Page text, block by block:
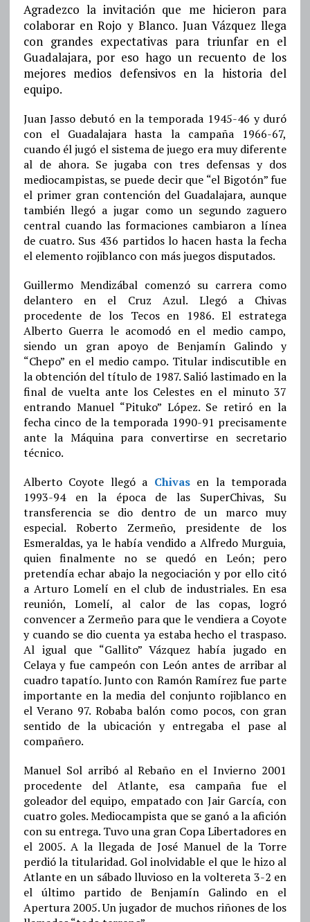
Agradezco la invitación que me hicieron para
colaborar en Rojo y Blanco. Juan Vázquez llega
con grandes expectativas para triunfar en el
Guadalajara, por eso hago un recuento de los
mejores medios defensivos en la historia del
equipo.
Juan Jasso debutó en la temporada 1945-46 y duró
con el Guadalajara hasta la campaña 1966-67,
cuando él jugó el sistema de juego era muy diferente
al de ahora. Se jugaba con tres defensas y dos
mediocampistas, se puede decir que “el Bigotón” fue
el primer gran contención del Guadalajara, aunque
también llegó a jugar como un segundo zaguero
central cuando las formaciones cambiaron a línea
de cuatro. Sus 436 partidos lo hacen hasta la fecha
el elemento rojiblanco con más juegos disputados.
Guillermo Mendizábal comenzó su carrera como
delantero en el Cruz Azul. Llegó a Chivas
procedente de los Tecos en 1986. El estratega
Alberto Guerra le acomodó en el medio campo,
siendo un gran apoyo de Benjamín Galindo y
“Chepo” en el medio campo. Titular indiscutible en
la obtención del título de 1987. Salió lastimado en la
final de vuelta ante los Celestes en el minuto 37
entrando Manuel “Pituko” López. Se retiró en la
fecha cinco de la temporada 1990-91 precisamente
ante la Máquina para convertirse en secretario
técnico.
Alberto Coyote llegó a Chivasen la temporada
1993-94 en la época de las SuperChivas, Su
transferencia se dio dentro de un marco muy
especial. Roberto Zermeño, presidente de los
Esmeraldas, ya le había vendido a Alfredo Murguia,
quien finalmente no se quedó en León; pero
pretendía echar abajo la negociación y por ello citó
a Arturo Lomelí en el club de industriales. En esa
reunión, Lomelí, al calor de las copas, logró
convencer a Zermeño para que le vendiera a Coyote
y cuando se dio cuenta ya estaba hecho el traspaso.
Al igual que “Gallito” Vázquez había jugado en
Celaya y fue campeón con León antes de arribar al
cuadro tapatío. Junto con Ramón Ramírez fue parte
importante en la media del conjunto rojiblanco en
el Verano 97. Robaba balón como pocos, con gran
sentido de la ubicación y entregaba el pase al
compañero.
Manuel Sol arribó al Rebaño en el Invierno 2001
procedente del Atlante, esa campaña fue el
goleador del equipo, empatado con Jair García, con
cuatro goles. Mediocampista que se ganó a la afición
con su entrega. Tuvo una gran Copa Libertadores en
el 2005. A la llegada de José Manuel de la Torre
perdió la titularidad. Gol inolvidable el que le hizo al
Atlante en un sábado lluvioso en la voltereta 3-2 en
el último partido de Benjamín Galindo en el
Apertura 2005. Un jugador de muchos riñones de los